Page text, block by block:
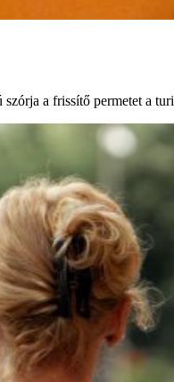
a frissítő permetet a